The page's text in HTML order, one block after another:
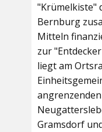
"Krümelkiste"
Bernburg
Mitteln
zur
liegt am
Gramsdorf